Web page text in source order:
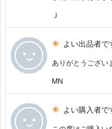
Ｊ
よい出品者で
ありがとうござい
MN
よい購入者で